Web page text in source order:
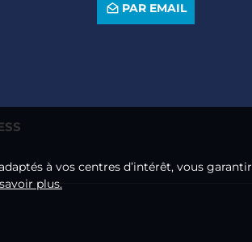
PAR EMAIL
à vos centres d’intérêt, vous garantir
plus.